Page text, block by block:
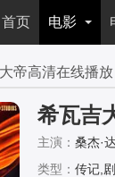
首页 电影
帝高清在线播放
希瓦吉
主演： 桑杰·
类型： 传记,